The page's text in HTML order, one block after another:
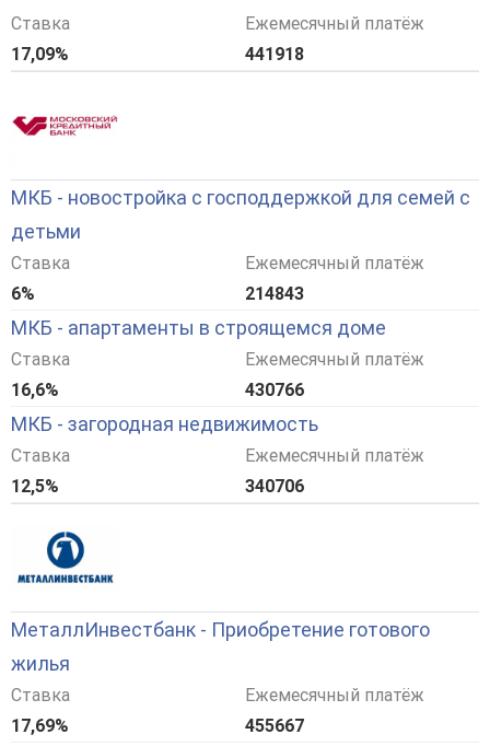
Ставка
17,09%
Ежемесячный платёж
441918
МКБ - новостройка с господдержкой для семей с
детьми
Ставка
6%
Ежемесячный платёж
214843
МКБ - апартаменты в строящемся доме
Ставка
16,6%
Ежемесячный платёж
430766
МКБ - загородная недвижимость
Ставка
12,5%
Ежемесячный платёж
340706
МеталлИнвестбанк - Приобретение готового
жилья
Ставка
17,69%
Ежемесячный платёж
455667